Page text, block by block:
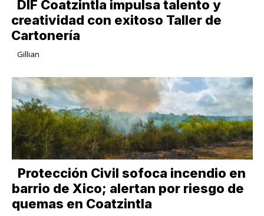
DIF Coatzintla impulsa talento y
creatividad con exitoso Taller de
Cartonería
Gillian
Protección Civil sofoca incendio en
barrio de Xico; alertan por riesgo de
quemas en Coatzintla